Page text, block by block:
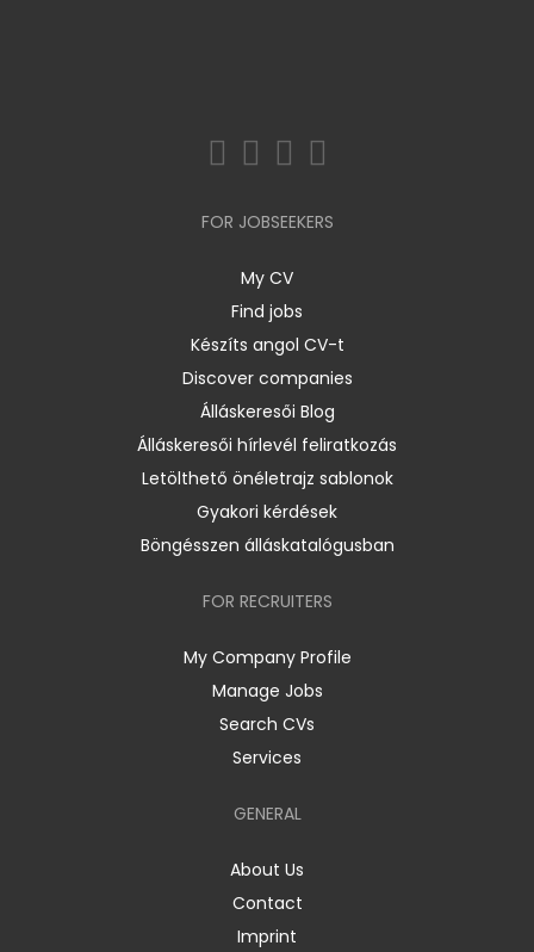
FOR JOBSEEKERS
My CV
Find jobs
Készíts angol CV-t
Discover companies
Álláskeresői Blog
Álláskeresői hírlevél feliratkozás
Letölthető önéletrajz sablonok
Gyakori kérdések
Böngésszen álláskatalógusban
FOR RECRUITERS
My Company Profile
Manage Jobs
Search CVs
Services
GENERAL
About Us
Contact
Imprint